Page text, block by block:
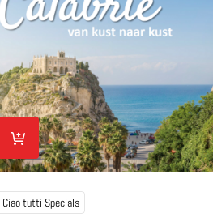
Ciao tutti Specials